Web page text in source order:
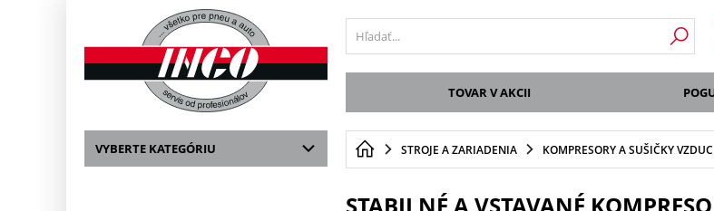
TOVAR V AKCII
VYBERTE KATEGÓRIU STROJE A ZARIADENIA KOMPRESORY A SUŠIČKY